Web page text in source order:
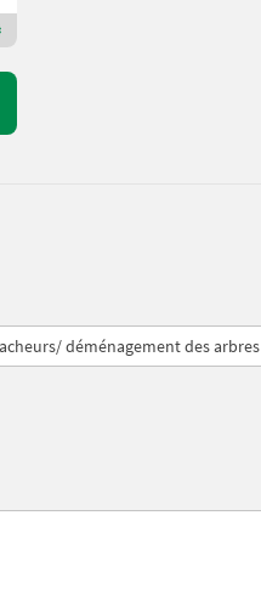
déménagement des arbres